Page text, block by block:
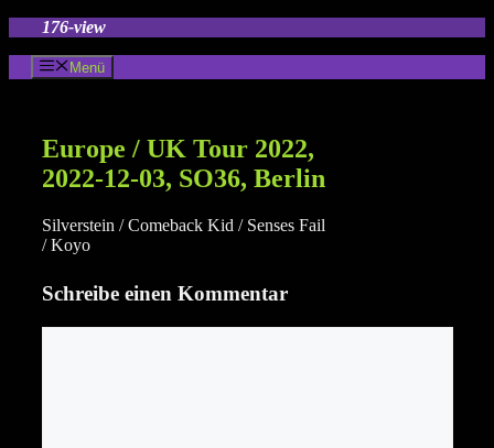
springen
176-view
Menü
Europe / UK Tour 2022,
2022-12-03, SO36, Berlin
Silverstein / Comeback Kid / Senses Fail
/ Koyo
Schreibe einen Kommentar